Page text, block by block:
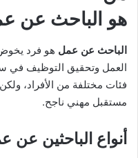
هو الباحث عن
الباحث عن عمل هو فرد
العمل وتحقيق التوظيف في
فئات مختلفة من الأفراد،
مستقبل مهني ناجح.
أنواع الباحثين عن